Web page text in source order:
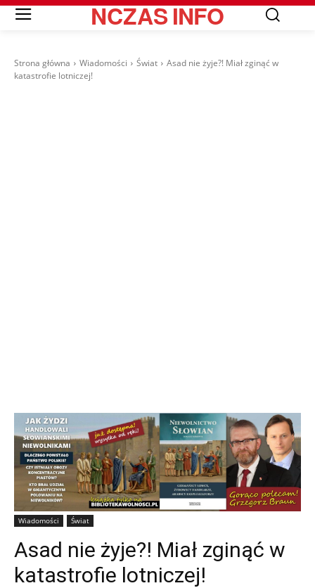
NCZASINFO
Strona główna Wiadomości Świat
Asad nie żyje?! Miał zginąć w
katastrofie lotniczej!
Wiadomości Świat
Asad nie żyje?! Miał zginąć w
katastrofie lotniczej!